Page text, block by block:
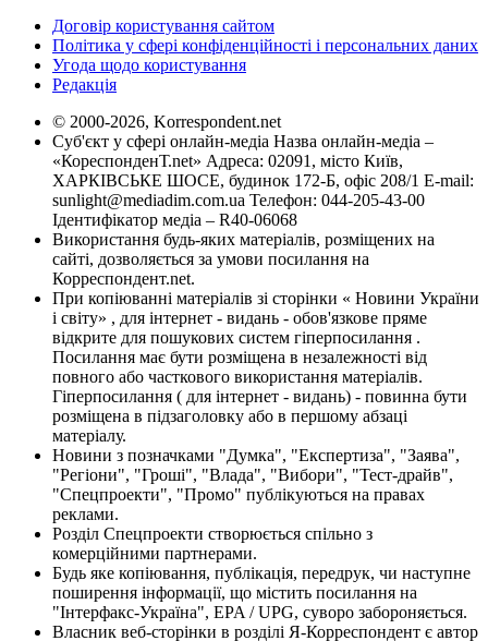
Договір користування сайтом
Політика у сфері конфіденційності і персональних даних
Угода щодо користування
Редакція
© 2000-2026, Korrespondent.net
Суб'єкт у сфері онлайн-медіа Назва онлайн-медіа –
«КореспонденТ.net» Адреса: 02091, місто Київ,
ХАРКІВСЬКЕ ШОСЕ, будинок 172-Б, офіс 208/1 E-mail:
sunlight@mediadim.com.ua Телефон: 044-205-43-00
Ідентифікатор медіа – R40-06068
Використання будь-яких матеріалів, розміщених на
сайті, дозволяється за умови посилання на
Корреспондент.net.
При копіюванні матеріалів зі сторінки « Новини України
і світу» , для інтернет - видань - обов'язкове пряме
відкрите для пошукових систем гіперпосилання .
Посилання має бути розміщена в незалежності від
повного або часткового використання матеріалів.
Гіперпосилання ( для інтернет - видань) - повинна бути
розміщена в підзаголовку або в першому абзаці
матеріалу.
Новини з позначками "Думка", "Експертиза", "Заява",
"Регіони", "Гроші", "Влада", "Вибори", "Тест-драйв",
"Спецпроекти", "Промо" публікуються на правах
реклами.
Розділ Спецпроекти створюється спільно з
комерційними партнерами.
Будь яке копіювання, публікація, передрук, чи наступне
поширення інформації, що містить посилання на
"Інтерфакс-Україна", EPA / UPG, суворо забороняється.
Власник веб-сторінки в розділі Я-Корреспондент є автор